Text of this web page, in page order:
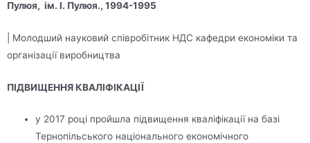
Пулюя, ім. І. Пулюя., 1994-1995
| Молодший науковий співробітник НДС кафедри економіки та
організації виробництва
ПІДВИЩЕННЯ КВАЛІФІКАЦІЇ
у 2017 році пройшла підвищення кваліфікації на базі
Тернопільського національного економічного